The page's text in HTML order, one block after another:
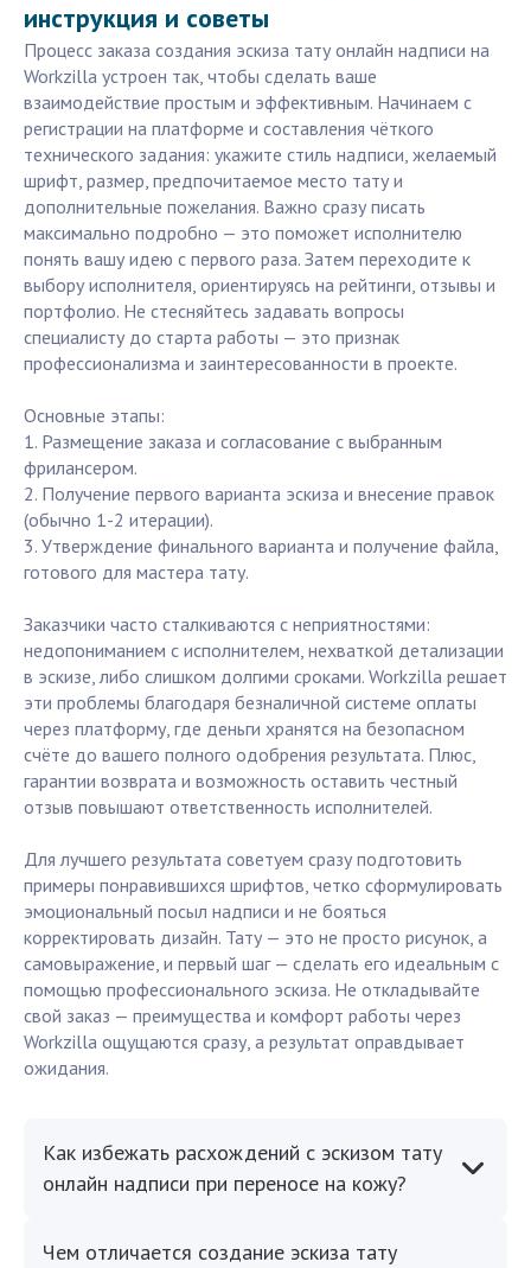
инструкция и советы
Процесс заказа создания эскиза тату онлайн надписи на
Workzilla устроен так, чтобы сделать ваше
взаимодействие простым и эффективным. Начинаем с
регистрации на платформе и составления чёткого
технического задания: укажите стиль надписи, желаемый
шрифт, размер, предпочитаемое место тату и
дополнительные пожелания. Важно сразу писать
максимально подробно — это поможет исполнителю
понять вашу идею с первого раза. Затем переходите к
выбору исполнителя, ориентируясь на рейтинги, отзывы и
портфолио. Не стесняйтесь задавать вопросы
специалисту до старта работы — это признак
профессионализма и заинтересованности в проекте.
Основные этапы:
1. Размещение заказа и согласование с выбранным
фрилансером.
2. Получение первого варианта эскиза и внесение правок
(обычно 1-2 итерации).
3. Утверждение финального варианта и получение файла,
готового для мастера тату.
Заказчики часто сталкиваются с неприятностями:
недопониманием с исполнителем, нехваткой детализации
в эскизе, либо слишком долгими сроками. Workzilla решает
эти проблемы благодаря безналичной системе оплаты
через платформу, где деньги хранятся на безопасном
счёте до вашего полного одобрения результата. Плюс,
гарантии возврата и возможность оставить честный
отзыв повышают ответственность исполнителей.
Для лучшего результата советуем сразу подготовить
примеры понравившихся шрифтов, четко сформулировать
эмоциональный посыл надписи и не бояться
корректировать дизайн. Тату — это не просто рисунок, а
самовыражение, и первый шаг — сделать его идеальным с
помощью профессионального эскиза. Не откладывайте
свой заказ — преимущества и комфорт работы через
Workzilla ощущаются сразу, а результат оправдывает
ожидания.
Как избежать расхождений с эскизом тату
онлайн надписи при переносе на кожу?
Чем отличается создание эскиза тату